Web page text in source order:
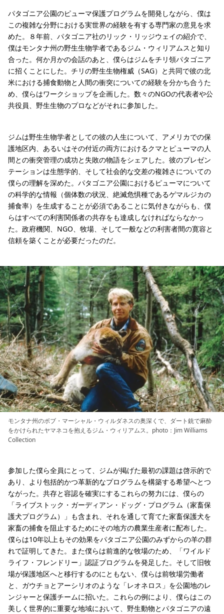
パタゴニア公園のピューマ保護プログラムを開発しながら、僕は
この複雑な分野における実世界の経験を有する専門家の意見を求
めた。８年前、パタゴニア社のリック・リッジウェイの紹介で、
僕はモンタナ州の野生生物学者であるジム・ウィリアムスと知り
合った。何か月かの会話のあと、僕らはジムをチリ領パタゴニア
に招くことにした。チリの野生生物権威（SAG）と共同で彼の北
米における捕食動物と人間の衝突についての経験を分かち合うた
め、僕らはワークショップを企画した。数々のNGOの代表者や公
共役員、野生生物のプロなどがそれに参加した。
ジムは野生生物学者としての彼の人生について、アメリカでの保
護地区内、あるいはその付近の両方におけるクマとピューマの人
間との衝突管理の成功と失敗の物語をシェアした。彼のプレゼン
テーションは生態学的、そして社会的な交差の複雑さについての
僕らの理解を深めた。パタゴニア公園におけるピューマについて
の科学的な情報（個体数の状況、絶滅危惧種であるゲマルジカの
捕食率）を生成することが必須であることに気付きながらも、僕
らはすべての利害関係者の共存をも達成しなければならなかっ
た。政府機関、NGO、牧場、そして一般などの利害者間の寛容と
信頼を築くことが必要だったのだ。
モンタナ州のボブ・マーシャル・ウィルダネスの奥深くで、ダート銃で麻酔
をかけられたヤマネコを抱えるジム・ウィリアムス。photo：Jim Williams
Collection
参加した僕ら全員にとって、ジムが掲げた最初の課題は啓示的で
あり、より包括的かつ革新的なプログラムを構築する希望へとつ
ながった。共存と容認を確実にするこれらの努力には、僕らの
「ライブストック・ガーディアン・ドッグ・プログラム（家畜保
護犬プログラム）」も含まれ、それを通して育てた家畜保護犬を
家畜の捕食を阻止するためにその地方の農業生産者に配布した。
僕らは10年以上もその効果をパタゴニア公園のみずからの羊の群
れで証明してきた。また僕らは前進的な牧場のため、「ワイルド
ライフ・フレンドリー」認証プログラムを発足した。そして旧牧
場が保護地区へと移行するのにともない、僕らは前牧場労働者
と、ガウチョとアーシリオのような「レオネロス」を公園地のレ
ンジャーと保護チームに招いた。これらの例により、僕らはこの
美しく世界的に重要な地域において、野生動物とパタゴニアの遠